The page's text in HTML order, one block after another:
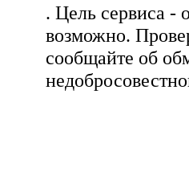
. Цель сервиса -
возможно.
сообщайте об